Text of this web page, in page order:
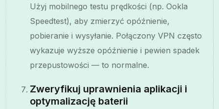
Użyj mobilnego testu prędkości (np. Ookla
Speedtest), aby zmierzyć opóźnienie,
pobieranie i wysyłanie. Połączony VPN często
wykazuje wyższe opóźnienie i pewien spadek
przepustowości — to normalne.
Zweryfikuj uprawnienia aplikacji i
optymalizację baterii